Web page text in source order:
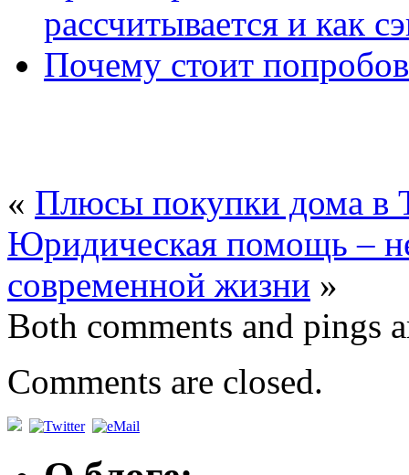
рассчитывается и как
Почему стоит
« Плюсы покупки дома в
Юридическая помощь –
современной жизни »
Both comments and pings
Comments are closed.